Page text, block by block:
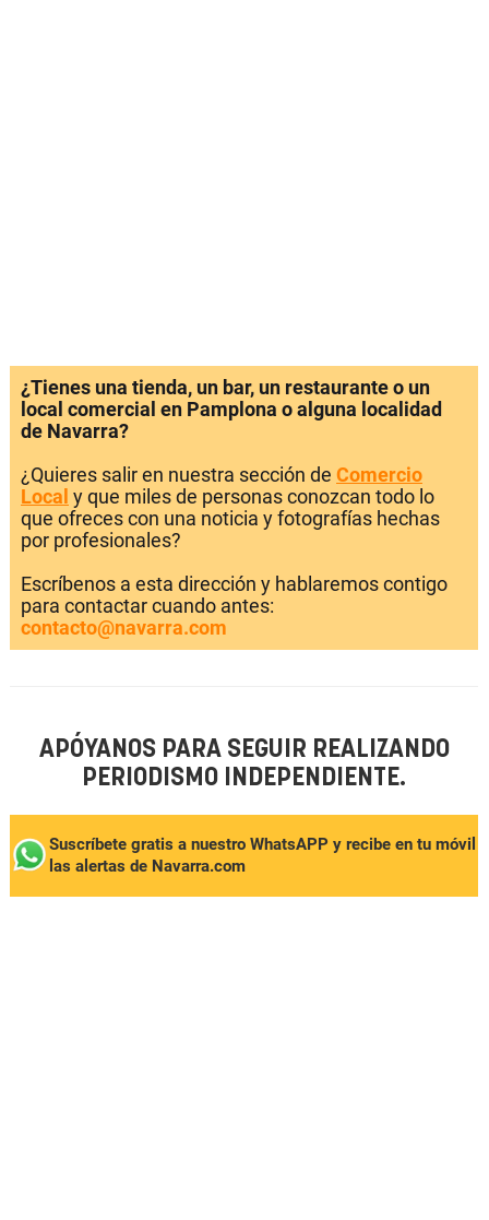
¿Tienes una tienda, un bar, un restaurante o un
local comercial en Pamplona o alguna localidad
de Navarra?
¿Quieres salir en nuestra sección de Comercio
Local y que miles de personas conozcan todo lo
que ofreces con una noticia y fotografías hechas
por profesionales?
Escríbenos a esta dirección y hablaremos contigo
para contactar cuando antes:
contacto@navarra.com
APÓYANOS PARA SEGUIR REALIZANDO
PERIODISMO INDEPENDIENTE.
Suscríbete gratis a nuestro WhatsAPP y recibe en tu móvil
las alertas de Navarra.com